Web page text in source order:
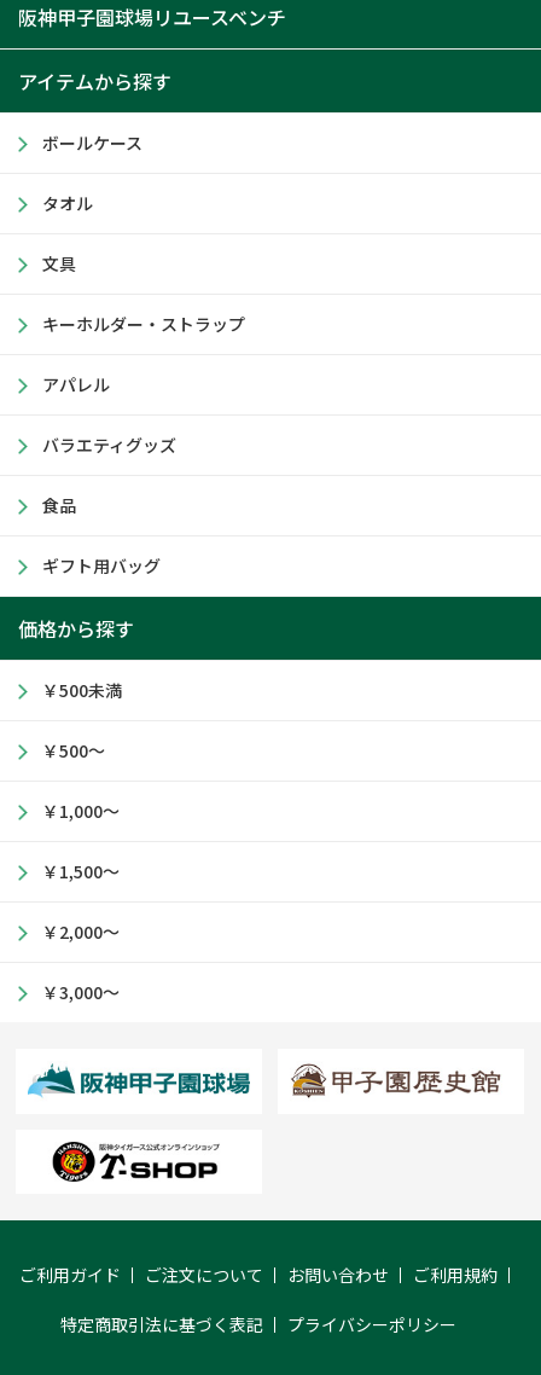
阪神甲子園球場リユースベンチ
アイテムから探す
ボールケース
タオル
文具
キーホルダー・ストラップ
アパレル
バラエティグッズ
食品
ギフト用バッグ
価格から探す
￥500未満
￥500～
￥1,000～
￥1,500～
￥2,000～
￥3,000～
ご利用ガイド ご注文について お問い合わせ ご利用規約
特定商取引法に基づく表記 プライバシーポリシー